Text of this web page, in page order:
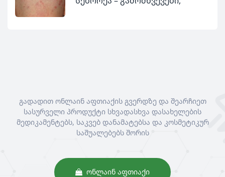
გადადით ონლაინ აფთიაქის გვერდზე და შეარჩიეთ
სასურველი პროდუქტი სხვადასხვა დასახელების
მედიკამენტებს, საკვებ დანამატებსა და კოსმეტიკურ
საშუალებებს შორის
ᲝᲜᲚᲐᲘᲜ ᲐᲤᲗᲘᲐᲥᲘ